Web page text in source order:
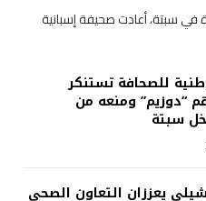
في سبتة، أعادت صحيفة إسبانية
للصحافة تستنكر
“دوزيم” ومنعه من
سبتة
يعززان التعاون الصحي